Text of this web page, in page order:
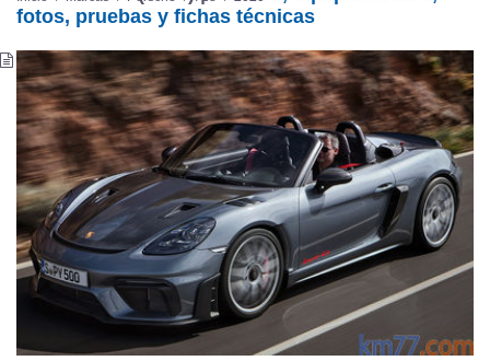
fotos, pruebas y fichas técnicas